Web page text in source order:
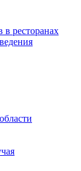
в ресторанах